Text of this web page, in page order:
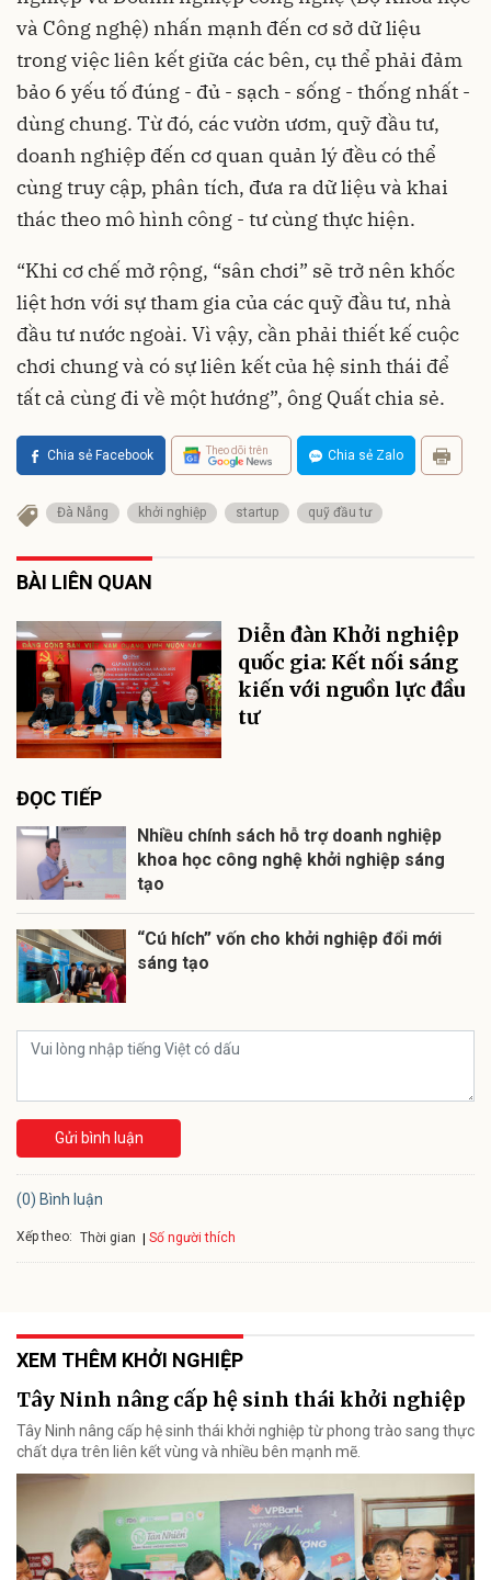
và Công nghệ) nhấn mạnh đến cơ sở dữ liệu
trong việc liên kết giữa các bên, cụ thể phải đảm
bảo 6 yếu tố đúng - đủ - sạch - sống - thống nhất -
dùng chung. Từ đó, các vườn ươm, quỹ đầu tư,
doanh nghiệp đến cơ quan quản lý đều có thể
cùng truy cập, phân tích, đưa ra dữ liệu và khai
thác theo mô hình công - tư cùng thực hiện.
“Khi cơ chế mở rộng, “sân chơi” sẽ trở nên khốc
liệt hơn với sự tham gia của các quỹ đầu tư, nhà
đầu tư nước ngoài. Vì vậy, cần phải thiết kế cuộc
chơi chung và có sự liên kết của hệ sinh thái để
tất cả cùng đi về một hướng”, ông Quất chia sẻ.
Chia sẻ Facebook Theo dõi trên Chia sẻ Zalo
Đà Nẵng khởi nghiệp startup quỹ đầu tư
BÀI LIÊN QUAN
Diễn đàn Khởi nghiệp
quốc gia: Kết nối sáng
kiến với nguồn lực đầu
tư
ĐỌC TIẾP
Nhiều chính sách hỗ trợ doanh nghiệp
khoa học công nghệ khởi nghiệp sáng
tạo
“Cú hích” vốn cho khởi nghiệp đổi mới
sáng tạo
Gửi bình luận
(0) Bình luận
Xếp theo: Thời gian Số người thích
XEM THÊM KHỞI NGHIỆP
Tây Ninh nâng cấp hệ sinh thái khởi nghiệp
Tây Ninh nâng cấp hệ sinh thái khởi nghiệp từ phong trào sang thực
chất dựa trên liên kết vùng và nhiều bên mạnh mẽ.